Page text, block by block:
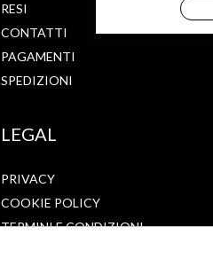
RESI
CONTATTI
PAGAMENTI
SPEDIZIONI
LEGAL
PRIVACY
COOKIE POLICY
TERMINI E CONDIZIONI